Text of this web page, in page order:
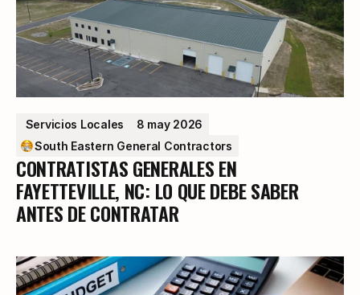
Servicios Locales
8 may 2026
South Eastern General Contractors
CONTRATISTAS GENERALES EN
FAYETTEVILLE, NC: LO QUE DEBE SABER
ANTES DE CONTRATAR